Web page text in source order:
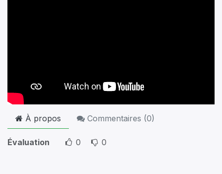
À propos Commentaires (0)
Évaluation 0 0